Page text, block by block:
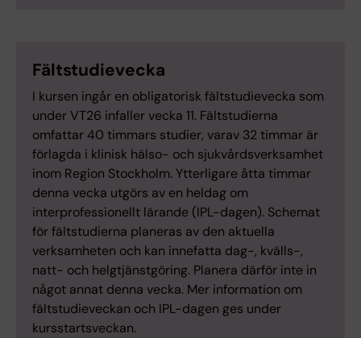
Fältstudievecka
I kursen ingår en obligatorisk fältstudievecka som
under VT26 infaller vecka 11. Fältstudierna
omfattar 40 timmars studier, varav 32 timmar är
förlagda i klinisk hälso- och sjukvårdsverksamhet
inom Region Stockholm. Ytterligare åtta timmar
denna vecka utgörs av en heldag om
interprofessionellt lärande (IPL-dagen). Schemat
för fältstudierna planeras av den aktuella
verksamheten och kan innefatta dag-, kvälls-,
natt- och helgtjänstgöring. Planera därför inte in
något annat denna vecka. Mer information om
fältstudieveckan och IPL-dagen ges under
kursstartsveckan.